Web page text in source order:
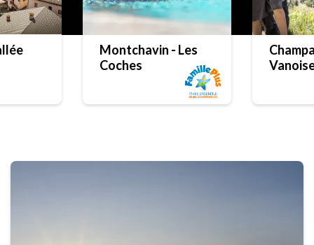
Montchavin - Les
Coches